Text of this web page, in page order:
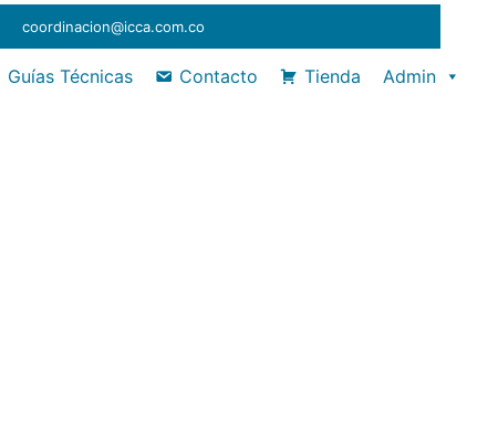
coordinacion@icca.com.co
Guías Técnicas Contacto Tienda Admin